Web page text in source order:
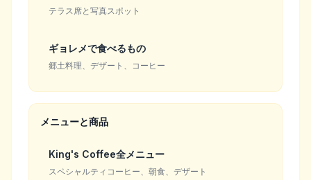
テラス席と写真スポット
ギョレメで食べるもの
郷土料理、デザート、コーヒー
メニューと商品
King's Coffee全メニュー
スペシャルティコーヒー、朝食、デザート